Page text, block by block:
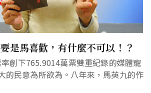
是馬喜歡，有什麼不可以！？
創下765.9014萬票雙重紀錄的媒體寵
的民意為所欲為。八年來，馬英九的作